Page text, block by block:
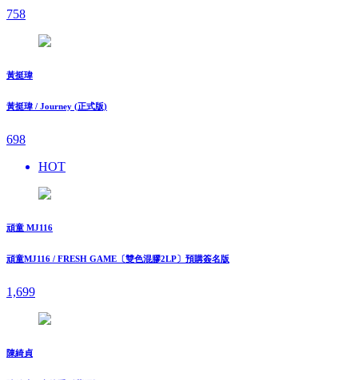
758
黃挺瑋
黃挺瑋 / Journey (正式版)
698
HOT
頑童 MJ116
頑童MJ116 / FRESH GAME〔雙色混膠2LP〕預購簽名版
1,699
陳綺貞